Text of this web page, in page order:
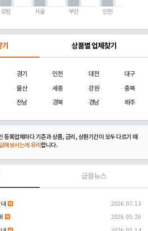
강원 서울 부산 인천
상품별 업체찾기
경기 인천 대전
대구
울산 세종 강원
충북
전남 경북 경남 제주
등록업체마다 기준과 상품, 금리, 상환기간이 모두 다르기 때
해보시는게 유리합니다.
금융뉴스
2026. 07. 13
2026. 05. 26